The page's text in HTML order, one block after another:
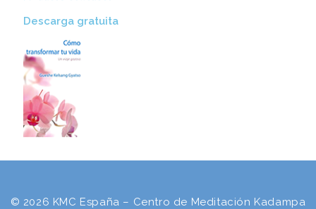
Descarga gratuita​
© 2026 KMC España – Centro de Meditación Kadampa